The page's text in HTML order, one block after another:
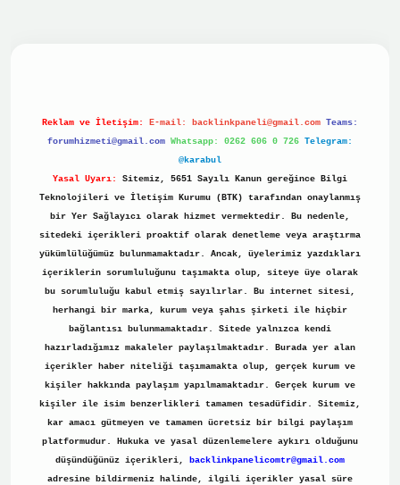
Reklam ve İletişim: E-mail: backlinkpaneli@gmail.com Teams:
forumhizmeti@gmail.com Whatsapp: 0262 606 0 726 Telegram:
@karabul
Yasal Uyarı:
Sitemiz, 5651 Sayılı Kanun gereğince Bilgi
Teknolojileri ve İletişim Kurumu (BTK) tarafından onaylanmış
bir Yer Sağlayıcı olarak hizmet vermektedir. Bu nedenle,
sitedeki içerikleri proaktif olarak denetleme veya araştırma
yükümlülüğümüz bulunmamaktadır. Ancak, üyelerimiz yazdıkları
içeriklerin sorumluluğunu taşımakta olup, siteye üye olarak
bu sorumluluğu kabul etmiş sayılırlar. Bu internet sitesi,
herhangi bir marka, kurum veya şahıs şirketi ile hiçbir
bağlantısı bulunmamaktadır. Sitede yalnızca kendi
hazırladığımız makaleler paylaşılmaktadır. Burada yer alan
içerikler haber niteliği taşımamakta olup, gerçek kurum ve
kişiler hakkında paylaşım yapılmamaktadır. Gerçek kurum ve
kişiler ile isim benzerlikleri tamamen tesadüfidir. Sitemiz,
kar amacı gütmeyen ve tamamen ücretsiz bir bilgi paylaşım
platformudur. Hukuka ve yasal düzenlemelere aykırı olduğunu
düşündüğünüz içerikleri,
backlinkpanelicomtr@gmail.com
adresine bildirmeniz halinde, ilgili içerikler yasal süre